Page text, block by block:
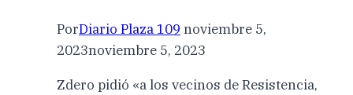
PorDiario Plaza 109 noviembre 5,
2023noviembre 5, 2023
Zdero pidió «a los vecinos de Resistencia,